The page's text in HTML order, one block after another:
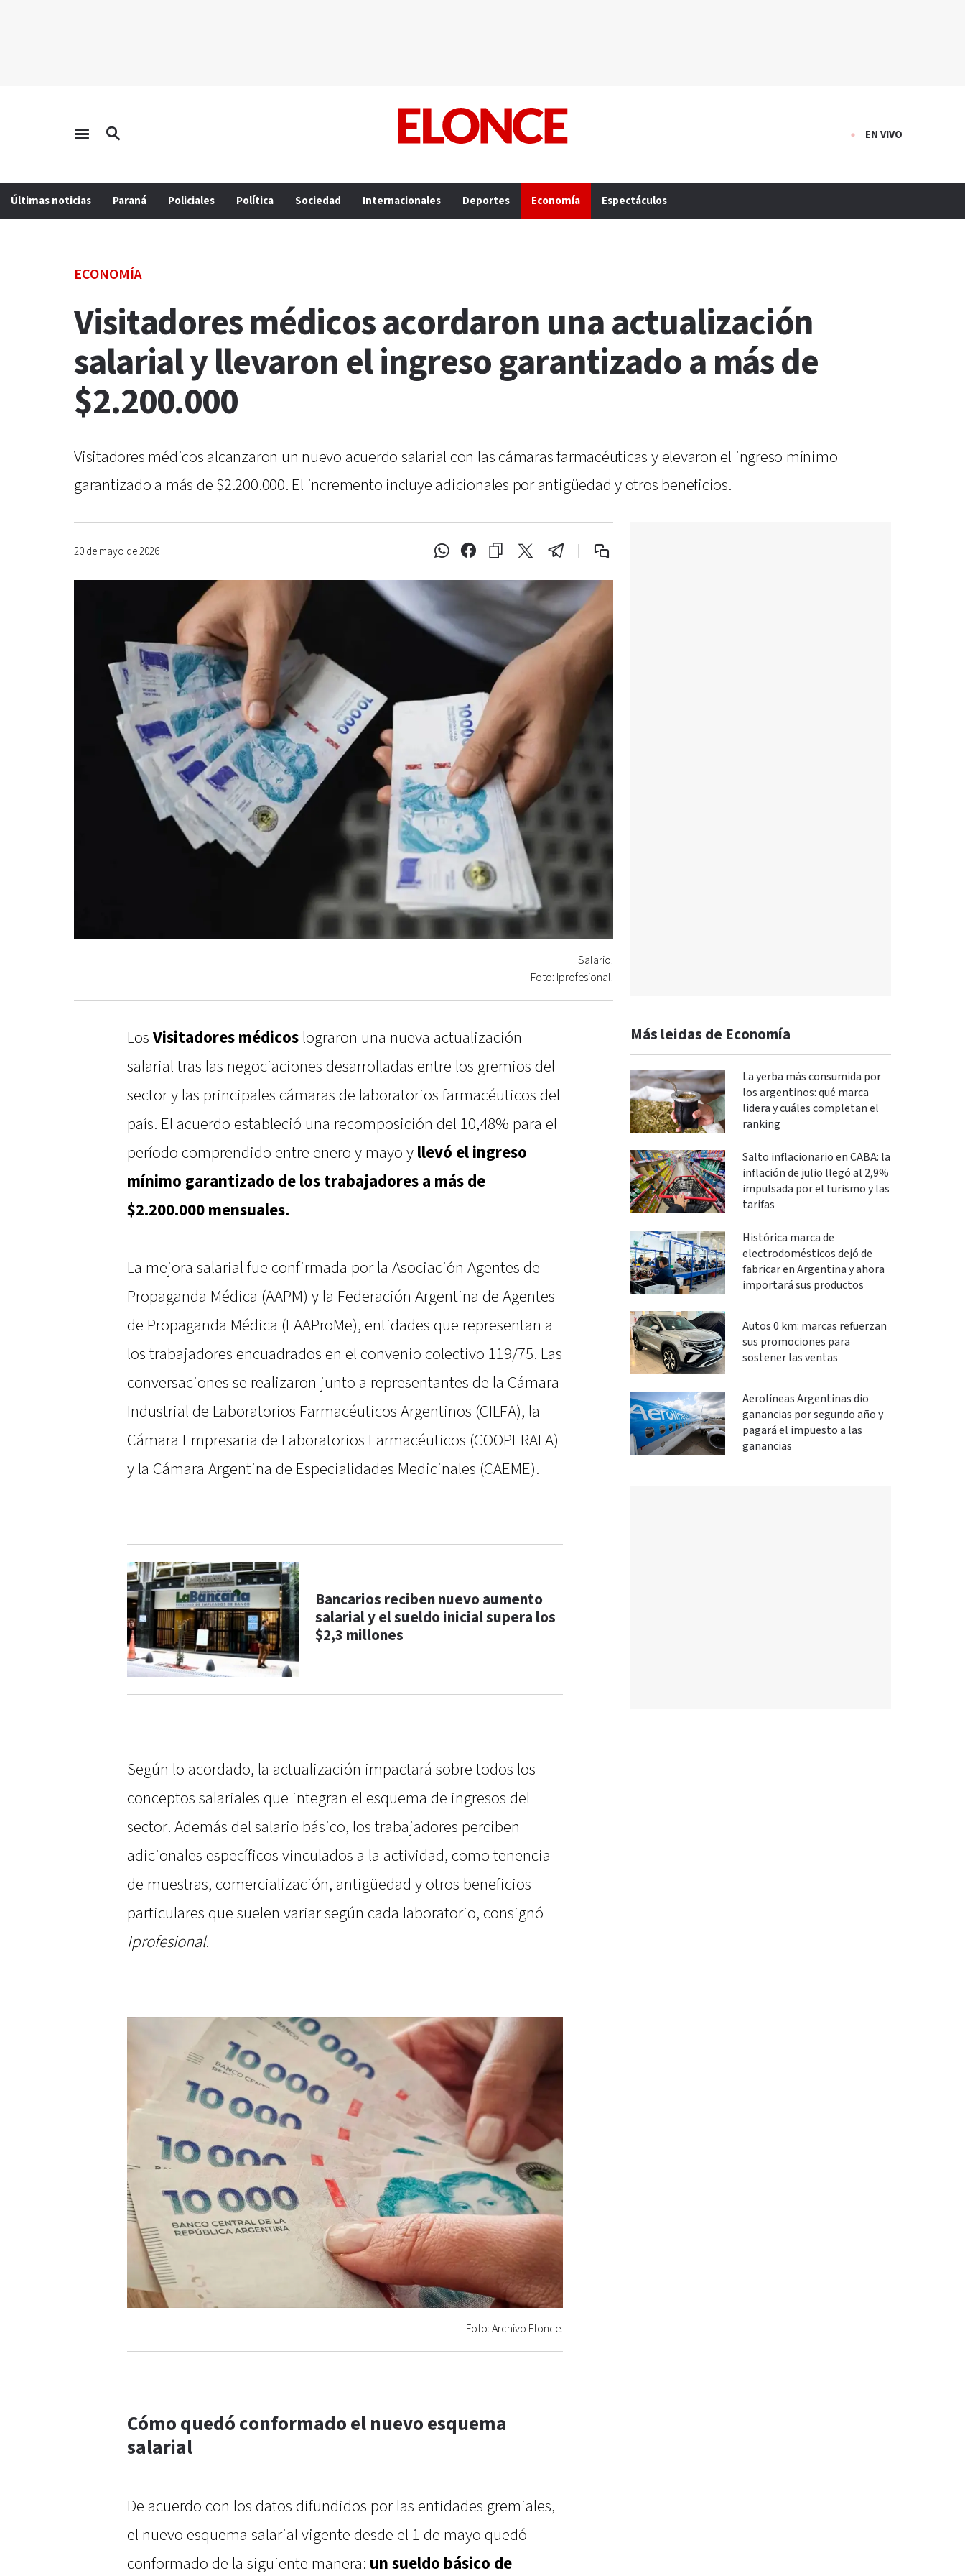
EN VIVO
Últimas noticias Paraná Policiales Política Sociedad Internacionales Deportes Economía Espectáculos
ECONOMÍA
Visitadores médicos acordaron una actualización
salarial y llevaron el ingreso garantizado a más de
$2.200.000
Visitadores médicos alcanzaron un nuevo acuerdo salarial con las cámaras farmacéuticas y elevaron el ingreso mínimo
garantizado a más de $2.200.000. El incremento incluye adicionales por antigüedad y otros beneficios.
20 de mayo de 2026
Salario.
Foto: Iprofesional.
Los Visitadores médicos lograron una nueva actualización
salarial tras las negociaciones desarrolladas entre los gremios del
sector y las principales cámaras de laboratorios farmacéuticos del
país. El acuerdo estableció una recomposición del 10,48% para el
período comprendido entre enero y mayo y llevó el ingreso
mínimo garantizado de los trabajadores a más de
$2.200.000 mensuales.
La mejora salarial fue confirmada por la Asociación Agentes de
Propaganda Médica (AAPM) y la Federación Argentina de Agentes
de Propaganda Médica (FAAProMe), entidades que representan a
los trabajadores encuadrados en el convenio colectivo 119/75. Las
conversaciones se realizaron junto a representantes de la Cámara
Industrial de Laboratorios Farmacéuticos Argentinos (CILFA), la
Cámara Empresaria de Laboratorios Farmacéuticos (COOPERALA)
y la Cámara Argentina de Especialidades Medicinales (CAEME).
Bancarios reciben nuevo aumento
salarial y el sueldo inicial supera los
$2,3 millones
Según lo acordado, la actualización impactará sobre todos los
conceptos salariales que integran el esquema de ingresos del
sector. Además del salario básico, los trabajadores perciben
adicionales específicos vinculados a la actividad, como tenencia
de muestras, comercialización, antigüedad y otros beneficios
particulares que suelen variar según cada laboratorio, consignó
Iprofesional.
Foto: Archivo Elonce.
Cómo quedó conformado el nuevo esquema
salarial
De acuerdo con los datos difundidos por las entidades gremiales,
el nuevo esquema salarial vigente desde el 1 de mayo quedó
conformado de la siguiente manera: un sueldo básico de
Más leidas de Economía
La yerba más consumida por
los argentinos: qué marca
lidera y cuáles completan el
ranking
Salto inflacionario en CABA: la
inflación de julio llegó al 2,9%
impulsada por el turismo y las
tarifas
Histórica marca de
electrodomésticos dejó de
fabricar en Argentina y ahora
importará sus productos
Autos 0 km: marcas refuerzan
sus promociones para
sostener las ventas
Aerolíneas Argentinas dio
ganancias por segundo año y
pagará el impuesto a las
ganancias